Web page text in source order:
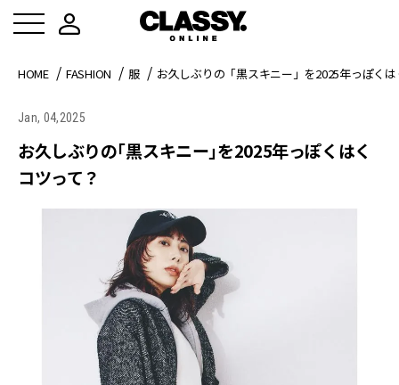
HOME FASHION 服 お久しぶりの「黒スキニー」を2025年っぽく
Jan, 04,2025
お久しぶりの「黒スキニー」を2025年っぽくはく
コツって？